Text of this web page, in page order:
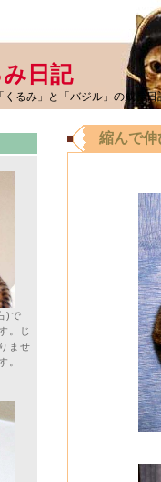
日記
るみ」と「バジル」の成長日
)で
。じ
ませ
。
縮んで